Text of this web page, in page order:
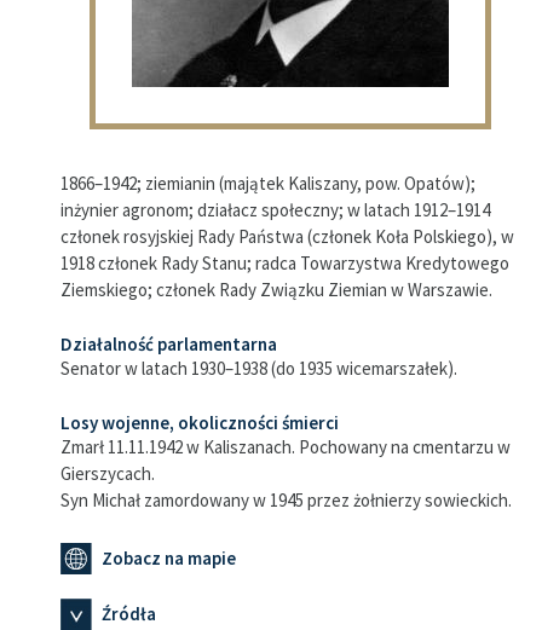
1866–1942; ziemianin (majątek Kaliszany, pow. Opatów);
inżynier agronom; działacz społeczny; w latach 1912–1914
członek rosyjskiej Rady Państwa (członek Koła Polskiego), w
1918 członek Rady Stanu; radca Towarzystwa Kredytowego
Ziemskiego; członek Rady Związku Ziemian w Warszawie.
Działalność parlamentarna
Senator w latach 1930–1938 (do 1935 wicemarszałek).
Losy wojenne, okoliczności śmierci
Zmarł 11.11.1942 w Kaliszanach. Pochowany na cmentarzu w
Gierszycach.
Syn Michał zamordowany w 1945 przez żołnierzy sowieckich.
Zobacz na mapie
Źródła